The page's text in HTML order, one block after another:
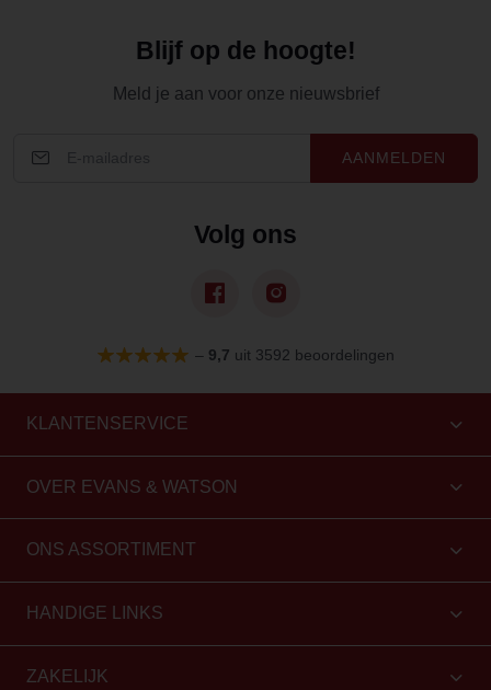
Blijf op de hoogte!
Meld je aan voor onze nieuwsbrief
AANMELDEN
Volg ons
– 9,7 uit 3592 beoordelingen
KLANTENSERVICE
OVER EVANS & WATSON
ONS ASSORTIMENT
HANDIGE LINKS
ZAKELIJK